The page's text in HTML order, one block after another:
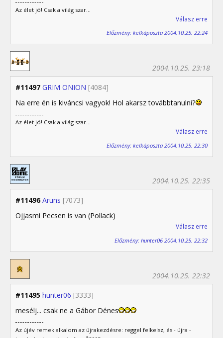
Az élet jó! Csak a világ szar...
Válasz erre
Előzmény: kelkáposzta 2004.10.25. 22:24
#11497 GRIM ONION [4084]
2004.10.25. 23:18
Na erre én is kiváncsi vagyok! Hol akarsz továbbtanulni?
Az élet jó! Csak a világ szar...
Válasz erre
Előzmény: kelkáposzta 2004.10.25. 22:30
#11496 Aruns [7073]
2004.10.25. 22:35
Ojjasmi Pecsen is van (Pollack)
Válasz erre
Előzmény: hunter06 2004.10.25. 22:32
#11495 hunter06 [3333]
2004.10.25. 22:32
mesélj... csak ne a Gábor Dénes
Az újév remek alkalom az újrakezdésre: reggel felkelsz, és - újra -